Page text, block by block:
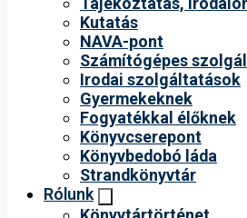
Kutatás
NAVA-pont
Számítógépes
Irodai szolgáltatások
Gyermekeknek
Fogyatékkal élőknek
Könyvcserepont
Könyvbedobó láda
Strandkönyvtár
Rólunk